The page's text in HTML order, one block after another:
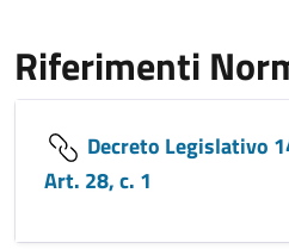
Riferimenti
Decreto Legislativo
Art. 28, c. 1